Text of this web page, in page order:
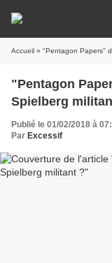
Accueil » "Pentagon Papers"
"Pentagon
Spielberg
Publié le 01/02/2018 à
Par Excessif